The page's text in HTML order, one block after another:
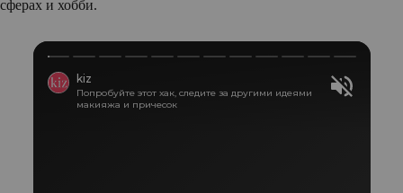
сферах и хобби.